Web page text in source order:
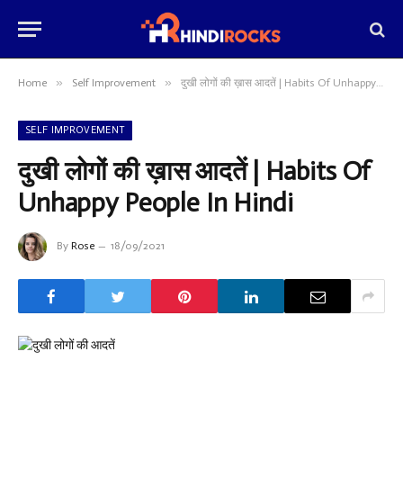
Home » Self Improvement » दुखी लोगों की ख़ास आदतें | Habits Of Unhappy People In Hindi
SELF IMPROVEMENT
दुखी लोगों की ख़ास आदतें | Habits Of
Unhappy People In Hindi
By Rose 18/09/2021